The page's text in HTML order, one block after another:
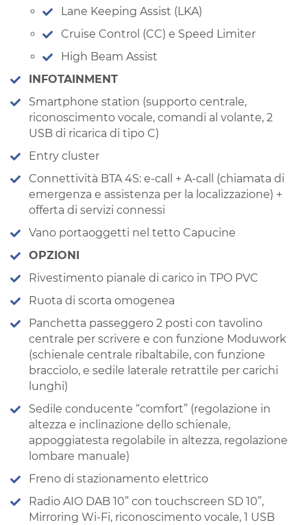
Lane Keeping Assist (LKA)
Cruise Control (CC) e Speed Limiter
High Beam Assist
INFOTAINMENT
Smartphone station (supporto centrale,
riconoscimento vocale, comandi al volante, 2
USB di ricarica di tipo C)
Entry cluster
Connettività BTA 4S: e-call + A-call (chiamata di
emergenza e assistenza per la localizzazione) +
offerta di servizi connessi
Vano portaoggetti nel tetto Capucine
OPZIONI
Rivestimento pianale di carico in TPO PVC
Ruota di scorta omogenea
Panchetta passeggero 2 posti con tavolino
centrale per scrivere e con funzione Moduwork
(schienale centrale ribaltabile, con funzione
bracciolo, e sedile laterale retrattile per carichi
lunghi)
Sedile conducente “comfort” (regolazione in
altezza e inclinazione dello schienale,
appoggiatesta regolabile in altezza, regolazione
lombare manuale)
Freno di stazionamento elettrico
Radio AIO DAB 10” con touchscreen SD 10”,
Mirroring Wi-Fi, riconoscimento vocale, 1 USB